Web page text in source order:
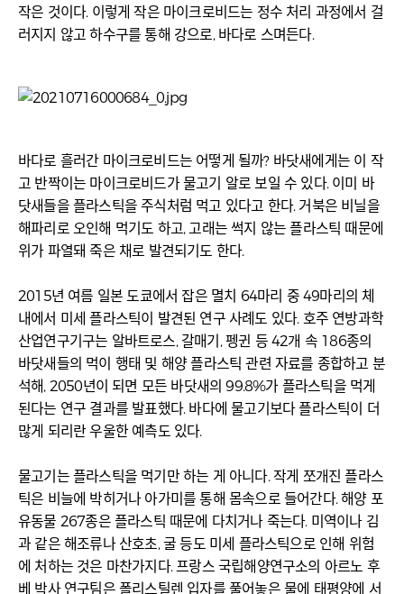
작은 것이다. 이렇게 작은 마이크로비드는 정수 처리 과정에서 걸
러지지 않고 하수구를 통해 강으로, 바다로 스며든다.
바다로 흘러간 마이크로비드는 어떻게 될까? 바닷새에게는 이 작
고 반짝이는 마이크로비드가 물고기 알로 보일 수 있다. 이미 바
닷새들을 플라스틱을 주식처럼 먹고 있다고 한다. 거북은 비닐을
해파리로 오인해 먹기도 하고, 고래는 썩지 않는 플라스틱 때문에
위가 파열돼 죽은 채로 발견되기도 한다.
2015년 여름 일본 도쿄에서 잡은 멸치 64마리 중 49마리의 체
내에서 미세 플라스틱이 발견된 연구 사례도 있다. 호주 연방과학
산업연구기구는 알바트로스, 갈매기, 펭귄 등 42개 속 186종의
바닷새들의 먹이 행태 및 해양 플라스틱 관련 자료를 종합하고 분
석해, 2050년이 되면 모든 바닷새의 99.8%가 플라스틱을 먹게
된다는 연구 결과를 발표했다. 바다에 물고기보다 플라스틱이 더
많게 되리란 우울한 예측도 있다.
물고기는 플라스틱을 먹기만 하는 게 아니다. 작게 쪼개진 플라스
틱은 비늘에 박히거나 아가미를 통해 몸속으로 들어간다. 해양 포
유동물 267종은 플라스틱 때문에 다치거나 죽는다. 미역이나 김
과 같은 해조류나 산호초, 굴 등도 미세 플라스틱으로 인해 위험
에 처하는 것은 마찬가지다. 프랑스 국립해양연구소의 아르노 후
베 박사 연구팀은 폴리스틸렌 입자를 풀어놓은 물에 태평양에 서